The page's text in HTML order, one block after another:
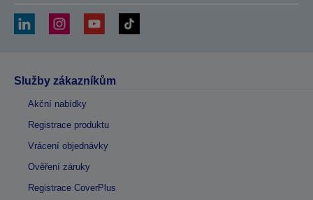
Služby zákazníkům
Akční nabídky
Registrace produktu
Vrácení objednávky
Ověření záruky
Registrace CoverPlus